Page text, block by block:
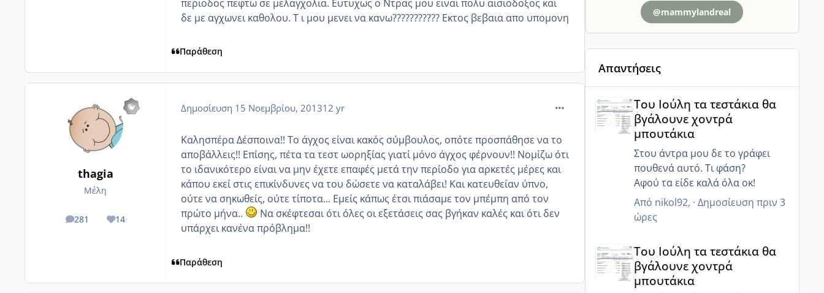
περιοδος πεφτω σε μελαγχολια. Ευτυχως ο Ντρας μου ειναι πολυ αισιοδοξος και
δε με αγχωνει καθολου. Τ ι μου μενει να κανω??????????? Εκτος βεβαια απο υπομονη
Παράθεση
thagia
Μέλη
281
posts 14
Reputation
Δημοσίευση 15 Νοεμβρίου, 201312 yr comment_924446
Καλησπέρα Δέσποινα!! Το άγχος είναι κακός σύμβουλος, οπότε προσπάθησε να το
αποβάλλεις!! Επίσης, πέτα τα τεστ ωορηξίας γιατί μόνο άγχος φέρνουν!! Νομίζω ότι
το ιδανικότερο είναι να μην έχετε επαφές μετά την περίοδο για αρκετές μέρες και
κάπου εκεί στις επικίνδυνες να του δώσετε να καταλάβει! Και κατευθείαν ύπνο,
ούτε να σηκωθείς, ούτε τίποτα... Εμείς κάπως έτσι πιάσαμε τον μπέμπη από τον
πρώτο μήνα..
Να σκέφτεσαι ότι όλες οι εξετάσεις σας βγήκαν καλές και ότι δεν
υπάρχει κανένα πρόβλημα!!
Παράθεση
@mammylandreal
Απαντήσεις
Του Ιούλη τα τεστάκια θα
βγάλουνε χοντρά
μπουτάκια
Στου άντρα μου δε το γράφει
πουθενά αυτό. Τι φάση?
Αφού τα είδε καλά όλα οκ!
Από nikol92, · Δημοσίευση πριν 3
ώρες
Του Ιούλη τα τεστάκια θα
βγάλουνε χοντρά
μπουτάκια